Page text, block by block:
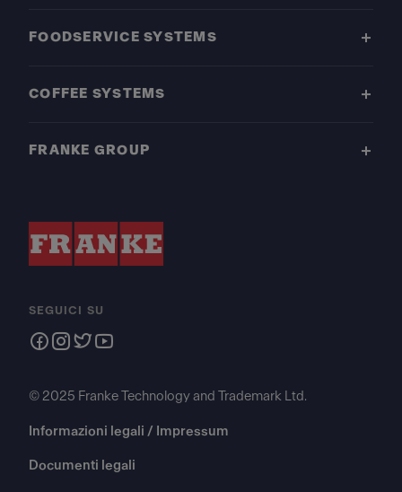
FOODSERVICE SYSTEMS
COFFEE SYSTEMS
FRANKE GROUP
SEGUICI SU
© 2025 Franke Technology and Trademark Ltd.
Informazioni legali / Impressum
Documenti legali